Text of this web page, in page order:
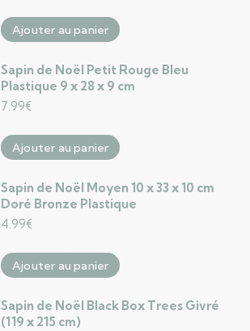
Ajouter au panier
Sapin de Noël Petit Rouge Bleu
Plastique 9 x 28 x 9 cm
7.99€
Ajouter au panier
Sapin de Noël Moyen 10 x 33 x 10 cm
Doré Bronze Plastique
4.99€
Ajouter au panier
Sapin de Noël Black Box Trees Givré
(119 x 215 cm)